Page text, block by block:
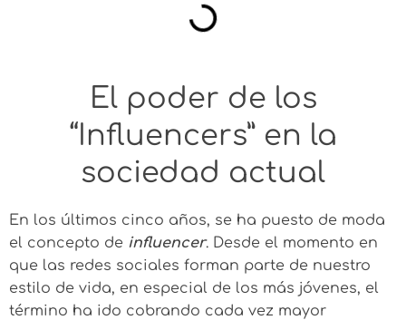
El poder de los
“Influencers” en la
sociedad actual
En los últimos cinco años, se ha puesto de moda
el concepto de influencer. Desde el momento en
que las redes sociales forman parte de nuestro
estilo de vida, en especial de los más jóvenes, el
término ha ido cobrando cada vez mayor